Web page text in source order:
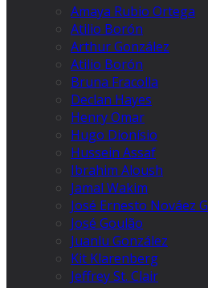
Amaya Rubio Ortega
Atilio Borón
Arthur González
Atilio Borón
Bruna Fracolla
Declan Hayes
Henry Omar
Hugo Dionísio
Hussein Assaf
Ibrahim Aloush
Jamal Wakim
José Ernesto Nováez
José Goulão
Juanlu González
Kit Klarenberg
Jeffrey St. Clair